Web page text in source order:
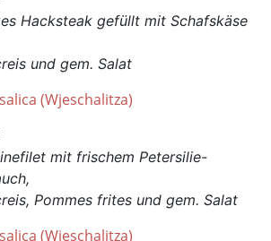
Hacksteak gefüllt mit Schafskäse
und gem. Salat
(Wjeschalitza)
mit frischem Petersilie-
Pommes frites und gem. Salat
(Wjeschalitza)